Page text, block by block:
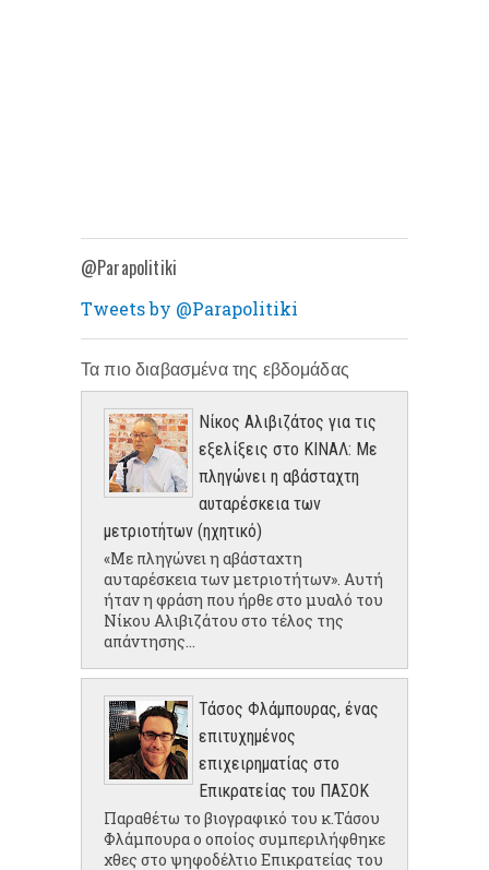
@Parapolitiki
Tweets by @Parapolitiki
Τα πιο διαβασμένα της εβδομάδας
Νίκος Αλιβιζάτος για τις
εξελίξεις στο ΚΙΝΑΛ: Με
πληγώνει η αβάσταχτη
αυταρέσκεια των
μετριοτήτων (ηχητικό)
«Με πληγώνει η αβάσταχτη
αυταρέσκεια των μετριοτήτων». Αυτή
ήταν η φράση που ήρθε στο μυαλό του
Νίκου Αλιβιζάτου στο τέλος της
απάντησης...
Τάσος Φλάμπουρας, ένας
επιτυχημένος
επιχειρηματίας στο
Επικρατείας του ΠΑΣΟΚ
Παραθέτω το βιογραφικό του κ.Τάσου
Φλάμπουρα ο οποίος συμπεριλήφθηκε
χθες στο ψηφοδέλτιο Επικρατείας του